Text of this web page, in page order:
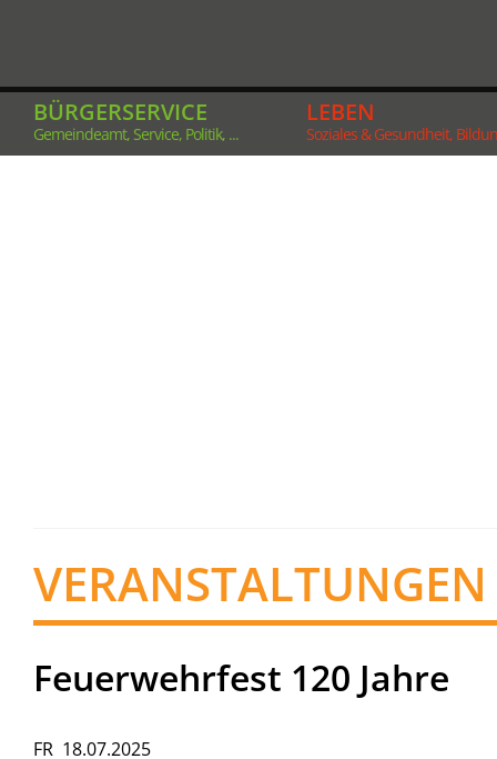
BÜRGERSERVICE
Gemeindeamt, Service, Politik, ...
LEBEN
Soziales & Gesundheit,
VERANSTALTUNGEN
Feuerwehrfest 120 Jahre
FR 18.07.2025